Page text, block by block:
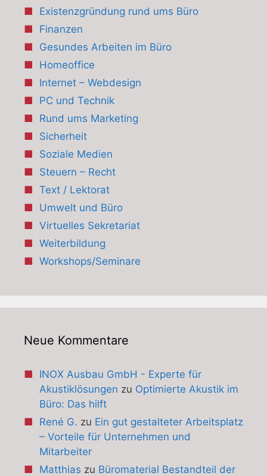
Existenzgründung rund ums Büro
Finanzen
Gesundes Arbeiten im Büro
Homeoffice
Internet – Webdesign
PC und Technik
Rund ums Marketing
Sicherheit
Soziale Medien
Steuern – Recht
Text / Lektorat
Umwelt und Büro
Virtuelles Sekretariat
Weiterbildung
Workshops/Seminare
Neue Kommentare
INOX Ausbau GmbH - Experte für
Akustiklösungen zu Optimierte Akustik im
Büro: Das hilft
René G. zu Ein gut gestalteter Arbeitsplatz
– Vorteile für Unternehmen und
Mitarbeiter
Matthias zu Büromaterial Bestandteil der